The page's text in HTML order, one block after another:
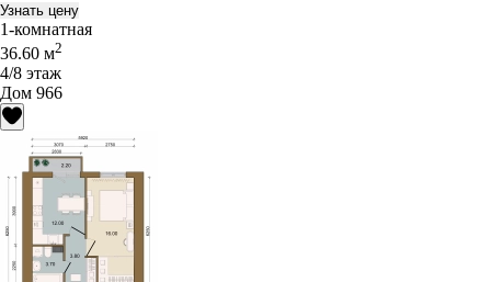
Узнать цену
1-комнатная
36.60 м2
4/8 этаж
Дом 966